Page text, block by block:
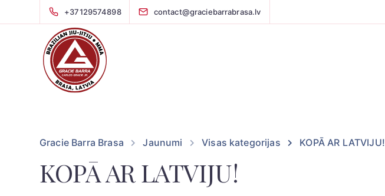
+37129574898 contact@graciebarrabrasa.lv
Gracie Barra Brasa Jaunumi Visas kategorijas KOPĀ AR LATVIJU!
KOPĀ AR LATVIJU!